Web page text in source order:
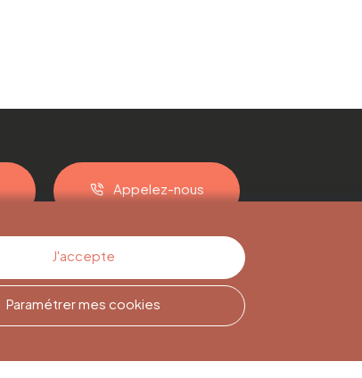
Appelez-nous
Inscription à la
J'accepte
Paramétrer mes cookies